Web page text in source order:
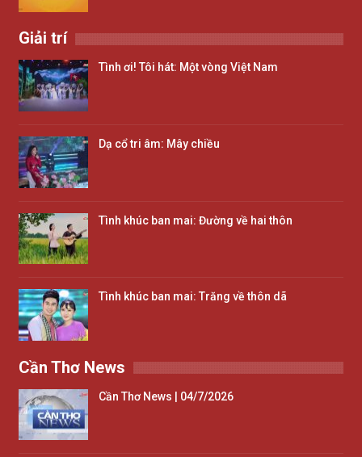
Giải trí
Tình ơi! Tôi hát: Một vòng Việt Nam
Dạ cổ tri âm: Mây chiều
Tình khúc ban mai: Đường về hai thôn
Tình khúc ban mai: Trăng về thôn dã
Cần Thơ News
Cần Thơ News | 04/7/2026